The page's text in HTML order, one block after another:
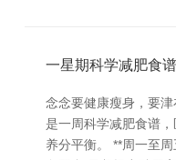
一星期科学减肥食
念念要健康瘦身，要
是一周科学减肥食谱
养分平衡。 **周一至